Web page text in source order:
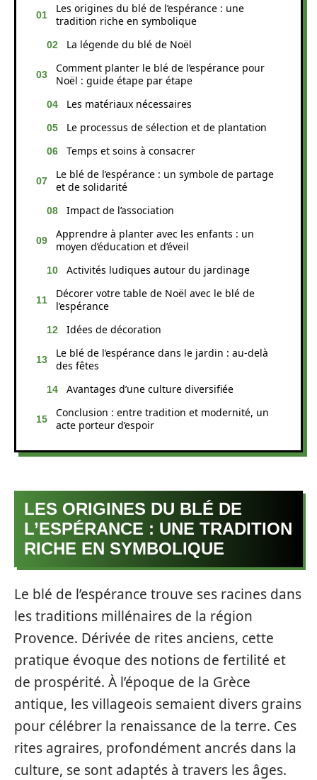
Les origines du blé de l’espérance : une
tradition riche en symbolique
La légende du blé de Noël
Comment planter le blé de l’espérance pour
Noël : guide étape par étape
Les matériaux nécessaires
Le processus de sélection et de plantation
Temps et soins à consacrer
Le blé de l’espérance : un symbole de partage
et de solidarité
Impact de l’association
Apprendre à planter avec les enfants : un
moyen d’éducation et d’éveil
Activités ludiques autour du jardinage
Décorer votre table de Noël avec le blé de
l’espérance
Idées de décoration
Le blé de l’espérance dans le jardin : au-delà
des fêtes
Avantages d’une culture diversifiée
Conclusion : entre tradition et modernité, un
acte porteur d’espoir
LES ORIGINES DU BLÉ DE
L’ESPÉRANCE : UNE TRADITION
RICHE EN SYMBOLIQUE
Le blé de l’espérance trouve ses racines dans
les traditions millénaires de la région
Provence. Dérivée de rites anciens, cette
pratique évoque des notions de fertilité et
de prospérité. À l’époque de la Grèce
antique, les villageois semaient divers grains
pour célébrer la renaissance de la terre. Ces
rites agraires, profondément ancrés dans la
culture, se sont adaptés à travers les âges.